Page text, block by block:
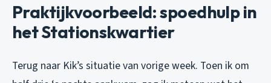
Praktijkvoorbeeld: spoedhulp in
het Stationskwartier
Terug naar Kik’s situatie van vorige week. Toen ik om